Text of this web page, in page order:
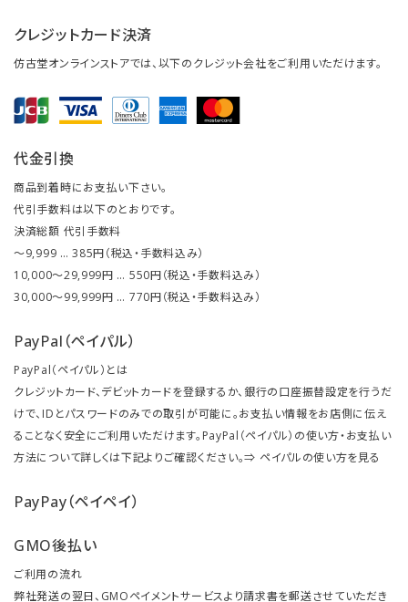
クレジットカード決済
仿古堂オンラインストアでは、以下のクレジット会社をご利用いただけます。
代金引換
商品到着時にお支払い下さい。
代引手数料は以下のとおりです。
決済総額 代引手数料
～9,999 … 385円（税込・手数料込み）
10,000～29,999円 … 550円（税込・手数料込み）
30,000～99,999円 … 770円（税込・手数料込み）
PayPal（ペイパル）
PayPal（ペイパル）とは
クレジットカード、デビットカードを登録するか、銀行の口座振替設定を行うだ
けで、IDとパスワードのみでの取引が可能に。お支払い情報をお店側に伝え
ることなく安全にご利用いただけます。PayPal（ペイパル）の使い方・お支払い
方法について詳しくは下記よりご確認ください。⇒ ペイパルの使い方を見る
PayPay（ペイペイ）
GMO後払い
ご利用の流れ
弊社発送の翌日、GMOペイメントサービスより請求書を郵送させていただき